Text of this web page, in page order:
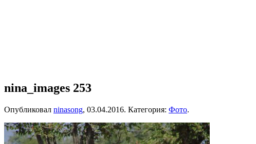
nina_images 253
Опубликовал ninasong, 03.04.2016. Категория: Фото.